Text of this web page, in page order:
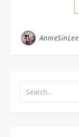
AnnieSinLee